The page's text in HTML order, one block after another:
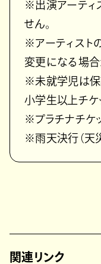
※出演アーティ
せん。
※アーティスト
変更になる場合
※未就学児は保
小学生以上チケ
※プラチナチケ
※雨天決行（天災
関連リンク